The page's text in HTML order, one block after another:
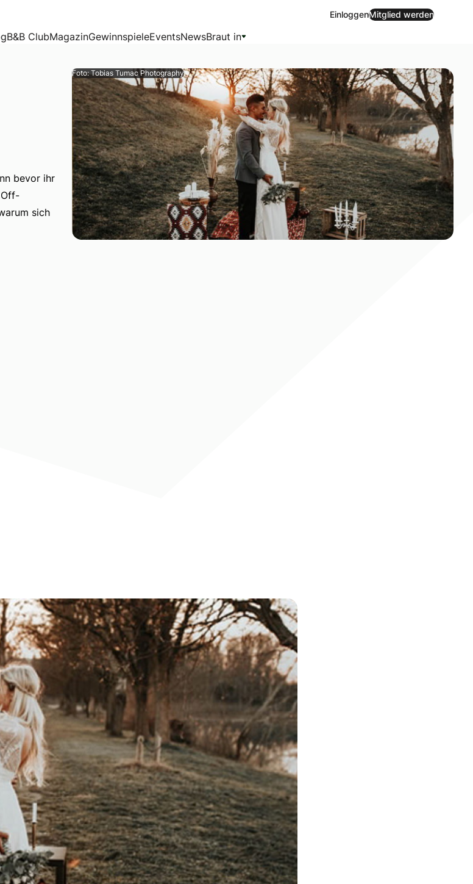
EinloggenMitglied werden
B&B ClubMagazinGewinnspieleEventsNewsBraut in
bevor ihr eure Hochzeit auf den Frühling oder Sommer legt, solltet ihr auch eine Off-Season-
bevor ihr
sich
Foto: Tobias Tumac Photography